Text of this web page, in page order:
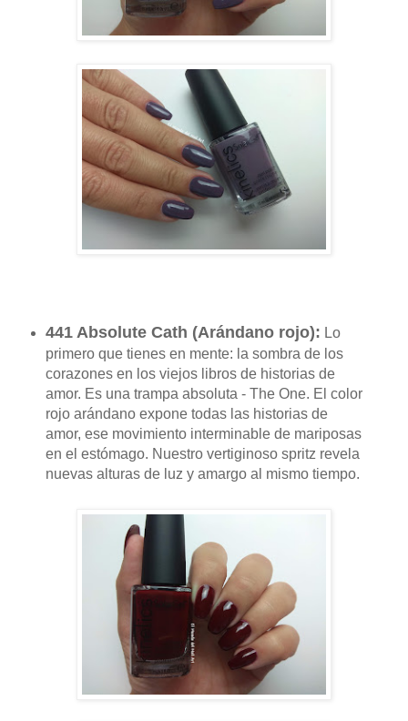
441 Absolute Cath (Arándano rojo): Lo
primero que tienes en mente: la sombra de los
corazones en los viejos libros de historias de
amor. Es una trampa absoluta - The One. El color
rojo arándano expone todas las historias de
amor, ese movimiento interminable de mariposas
en el estómago. Nuestro vertiginoso spritz revela
nuevas alturas de luz y amargo al mismo tiempo.